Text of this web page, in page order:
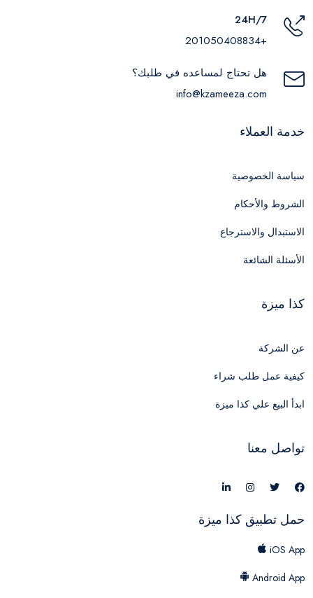
24H/7
+201050408834
هل تحتاج لمساعده في طلبك؟
info@kzameeza.com
خدمة العملاء
سياسة الخصوصية
الشروط والأحكام
الاستبدال والاسترجاع
الأسئلة الشائعة
كذا ميزة
عن الشركة
كيفية عمل طلب شراء
ابدأ البيع علي كذا ميزة
تواصل معنا
حمل تطبيق كذا ميزة
iOS App
Android App